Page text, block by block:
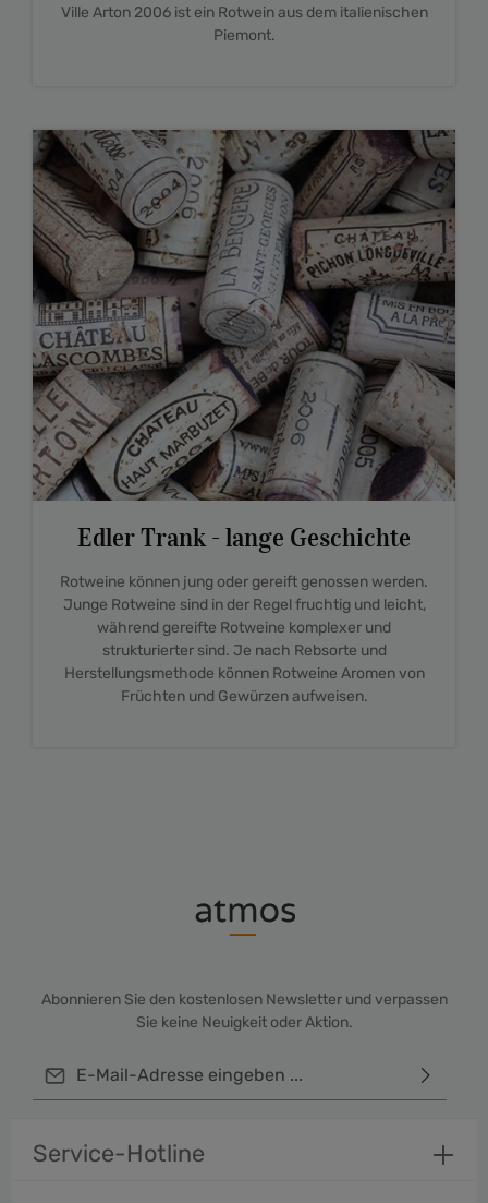
Ville Arton 2006 ist ein Rotwein aus dem italienischen
Piemont.
Edler Trank - lange Geschichte
Rotweine können jung oder gereift genossen werden.
Junge Rotweine sind in der Regel fruchtig und leicht,
während gereifte Rotweine komplexer und
strukturierter sind. Je nach Rebsorte und
Herstellungsmethode können Rotweine Aromen von
Früchten und Gewürzen aufweisen.
Abonnieren Sie den kostenlosen Newsletter und verpassen
Sie keine Neuigkeit oder Aktion.
einverstanden.
Service-Hotline